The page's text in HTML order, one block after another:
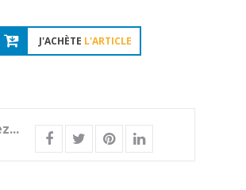
J'ACHÈTE L'ARTICLE